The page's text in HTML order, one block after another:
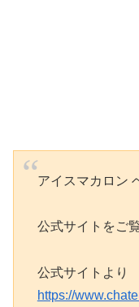
アイスマカロン
公式サイトをご
公式サイトより
https://